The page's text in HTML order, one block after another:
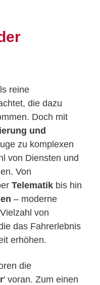
reine
die dazu
Doch mit
und
zu komplexen
von Diensten und
Von
Telematik bis hin
– moderne
von
das Fahrerlebnis
erhöhen.
die
' voran. Zum einen